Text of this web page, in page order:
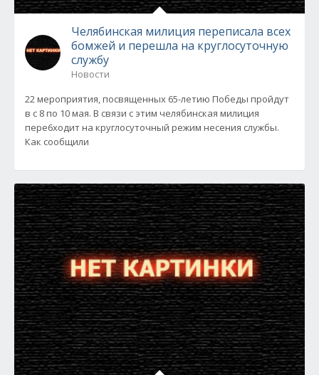
Челябинская милиция переписала всех
бомжей и перешла на круглосуточную
службу
Новости
22 мероприятия, посвященных 65-летию Победы пройдут
в с 8 по 10 мая. В связи с этим челябинская милиция
пере6ходит на круглосуточный режим несения службы.
Как сообщили